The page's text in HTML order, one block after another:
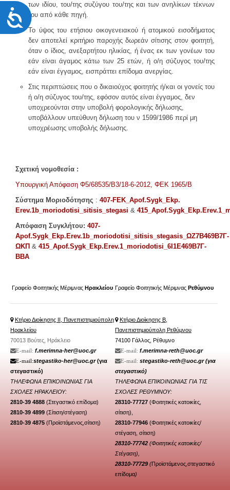
Προσιτότητα
των ιδίου, του/της συζύγου του/της και των ανηλίκων τέκνων
του από κάθε πηγή.
Το ύψος του ετήσιου οικογενειακού ή ατομικού εισοδήματος
δεν αποτελεί κριτήριο παροχής δωρεάν σίτισης στον φοιτητή,
όταν ο ίδιος, ανεξαρτήτου ηλικίας, ή ένας εκ των γονέων του
εάν είναι άγαμος κάτω των 25 ετών, ή ο/η σύζυγος του/της
εάν είναι έγγαμος, εισπράττει επίδομα ανεργίας.
Στις περιπτώσεις που ο δικαιούχος φοιτητής ή/και οι γονείς του
ή ο/η σύζυγος του/της, εφόσον αυτός είναι έγγαμος, δεν
υποχρεούνται στην υποβολή φορολογικής δήλωσης,
υποβάλλουν υπεύθυνη δήλωση του ν 1599/1986 περί μη
υποχρέωσης υποβολής δήλωσης.
Σχετική νομοθεσία :
Υπουργική Απόφαση Φ5/68535/Β3/18-6-2012, ΦΕΚ 1965/Β
Σύστημα Μοριοδότησης : 407-FEK_Apof.Sygk_Ekp.
Erev.1b_moriodotisi_sitisis_stegasi &
Απόφαση Συγκλήτου: 407-
Apof.Sygk_Ekp.Erev.1b_moriodotisi_sitisis_stegasis_ΩΖ7Β469Β7Γ-
ΩΚΠ & 415_Apof.Sygk_Ekp.Erev.1_moriodotisi_6Ι1Ε469Β7Γ-
ΒΒΑ
Γραφείο Φοιτητικής Μέριμνας Ηρακλείου
Κτήριο Διοίκησης ΙΙ, Πανεπιστημιούπολη
Ηρακλείου
70013 Βούτες, Ηράκλειο
Ε-mail: f.merimna-her@uoc.gr
Ε-mail:stegastiko-her@uoc.gr(για
στεγαστικό)
ΤΗΛΕΦΩΝΑ ΕΠΙΚΟΙΝΩΝΙΑΣ ΓΙΑ
ΣΧΟΛΕΣ ΗΡΑΚΛΕΙΟΥ:
2810-39 4888 (Στεγαστικό επίδομα)
2810-39 4899 (Σίτιση/στέγαση)
2810-39 4875 (Προϊστάμενος,σίτιση)
Γραφείο Φοιτητικής Μέριμνας Ρεθύμνου
Κτήριο Διοίκησης Β,
Πανεπιστημιούπολη Ρεθύμνου
74100 Γάλλος, Ρέθυμνο
Ε-mail: f.merimna-reth@uoc.gr
Ε-mail: stegastiko-reth@uoc.gr(για
στεγαστικό)
ΤΗΛΕΦΩΝΑ ΕΠΙΚΟΙΝΩΝΙΑΣ ΓΙΑ ΤΙΣ
ΣΧΟΛΕΣ ΡΕΘΥΜΝΟΥ:
28310-77727 (Φοιτητικές κατοικίες,
σίτιση),
28310-77946 (Φοιτητικές κατοικίες/
στέγαση , σίτιση)
28310-77742 (Φοιτητικές κατοικίες/
Στέγαση),
28310-77729 (Προϊστάμενος,στεγαστικό
επίδομα)